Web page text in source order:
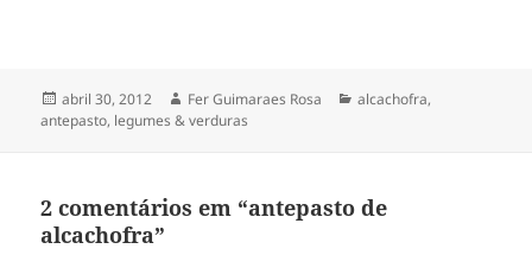
Publicado
em
abril 30, 2012 Autor
Fer Guimaraes Rosa Categorias
alcachofra,
antepasto, legumes & verduras
2 comentários em “antepasto de
alcachofra”